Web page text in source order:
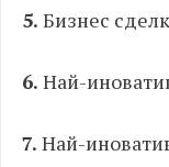
5. Бизнес
6. Най-
7. Най-